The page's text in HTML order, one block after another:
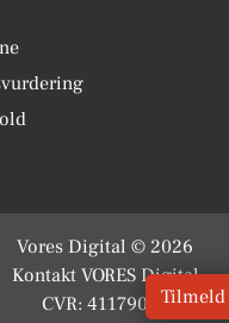
Vores Digital © 2026
Kontakt VORES Digital
CVR: 41179082Tilmeld